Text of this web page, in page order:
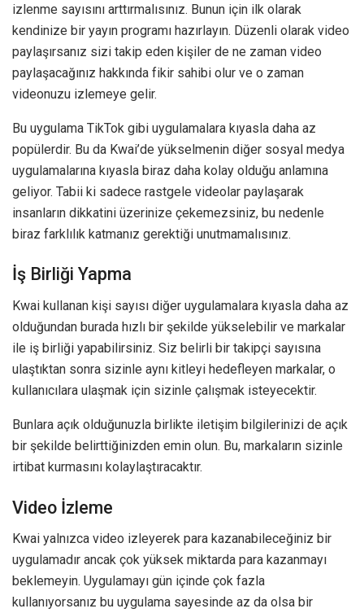
izlenme sayısını arttırmalısınız. Bunun için ilk olarak
kendinize bir yayın programı hazırlayın. Düzenli olarak video
paylaşırsanız sizi takip eden kişiler de ne zaman video
paylaşacağınız hakkında fikir sahibi olur ve o zaman
videonuzu izlemeye gelir.
Bu uygulama TikTok gibi uygulamalara kıyasla daha az
popülerdir. Bu da Kwai’de yükselmenin diğer sosyal medya
uygulamalarına kıyasla biraz daha kolay olduğu anlamına
geliyor. Tabii ki sadece rastgele videolar paylaşarak
insanların dikkatini üzerinize çekemezsiniz, bu nedenle
biraz farklılık katmanız gerektiği unutmamalısınız.
İş Birliği Yapma
Kwai kullanan kişi sayısı diğer uygulamalara kıyasla daha az
olduğundan burada hızlı bir şekilde yükselebilir ve markalar
ile iş birliği yapabilirsiniz. Siz belirli bir takipçi sayısına
ulaştıktan sonra sizinle aynı kitleyi hedefleyen markalar, o
kullanıcılara ulaşmak için sizinle çalışmak isteyecektir.
Bunlara açık olduğunuzla birlikte iletişim bilgilerinizi de açık
bir şekilde belirttiğinizden emin olun. Bu, markaların sizinle
irtibat kurmasını kolaylaştıracaktır.
Video İzleme
Kwai yalnızca video izleyerek para kazanabileceğiniz bir
uygulamadır ancak çok yüksek miktarda para kazanmayı
beklemeyin. Uygulamayı gün içinde çok fazla
kullanıyorsanız bu uygulama sayesinde az da olsa bir